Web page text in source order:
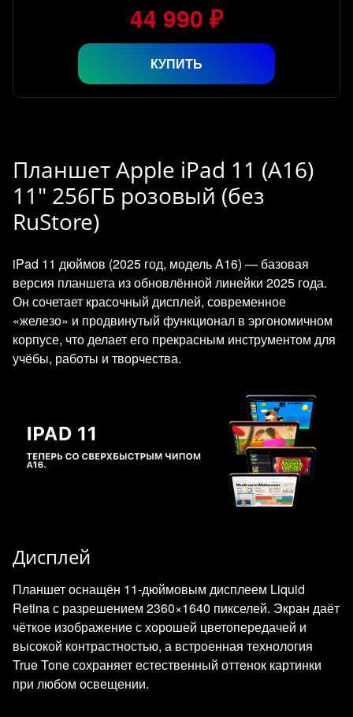
44 990 ₽
КУПИТЬ
Планшет Apple iPad 11 (A16)
11" 256ГБ розовый (без
RuStore)
iPad 11 дюймов (2025 год, модель A16) — базовая
версия планшета из обновлённой линейки 2025 года.
Он сочетает красочный дисплей, современное
«железо» и продвинутый функционал в эргономичном
корпусе, что делает его прекрасным инструментом для
учёбы, работы и творчества.
Дисплей
Планшет оснащён 11‑дюймовым дисплеем Liquid
Retina с разрешением 2360×1640 пикселей. Экран даёт
чёткое изображение с хорошей цветопередачей и
высокой контрастностью, а встроенная технология
True Tone сохраняет естественный оттенок картинки
при любом освещении.